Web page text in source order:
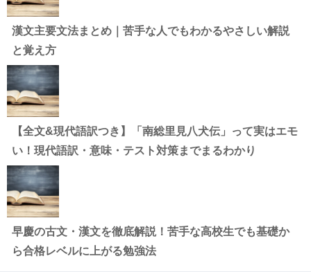
漢文主要文法まとめ｜苦手な人でもわかるやさしい解説
と覚え方
【全文&現代語訳つき】「南総里見八犬伝」って実はエモ
い！現代語訳・意味・テスト対策までまるわかり
早慶の古文・漢文を徹底解説！苦手な高校生でも基礎か
ら合格レベルに上がる勉強法